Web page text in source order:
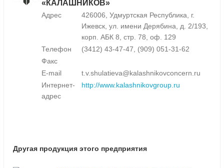
«КАЛАШНИКОВ»
Адрес
426006, Удмуртская Республика, г.
Ижевск, ул. имени Дерябина, д. 2/193,
корп. АБК 8, стр. 78, оф. 129
Телефон
(3412) 43-47-47, (909) 051-31-62
Факс
E-mail
t.v.shulatieva@kalashnikovconcern.ru
Интернет-
адрес
http://www.kalashnikovgroup.ru
Другая продукция этого предприятия